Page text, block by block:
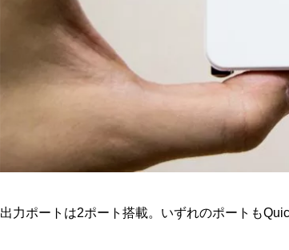
出力ポートは2ポート搭載。いずれのポートも